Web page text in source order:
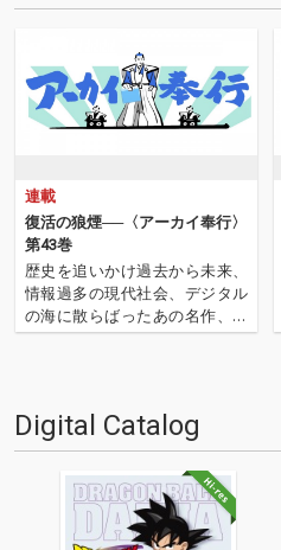
連載
復活の狼煙──〈アーカイ奉行〉
第43巻
歴史を追いかけ過去から未来、
情報過多の現代社会、デジタル
の海に散らばったあの名作、こ
の名作たちをひとつにまとめる
去作の最新リマスター音源 2.こ
れまで未配…
Digital Catalog